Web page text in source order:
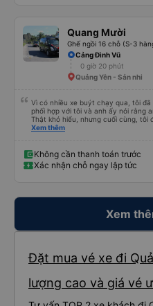
Quang Mười
Ghế ngồi 16 chỗ (S-3
Cảng Đình Vũ
0 giờ 20 phút
Quảng Yên - Sản nhi
Vì có nhiều xe buýt chạy qua, tôi
phối hợp với tôi và anh ấy nói rằng
Thật khó hiểu, nhưng cuối cùng, tôi
tốt và tài xế rất hữu ích
Xem thêm
Không cần thanh toán trước
Xác nhận chỗ ngay lập tức
Xem
Đặt mua vé xe đi
lượng cao và giá vé